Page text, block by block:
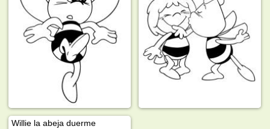
Willie la abeja duerme